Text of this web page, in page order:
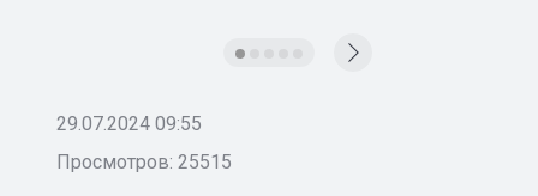
29.07.2024 09:55
Просмотров: 25515